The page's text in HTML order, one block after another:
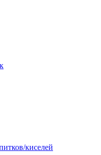
киселей